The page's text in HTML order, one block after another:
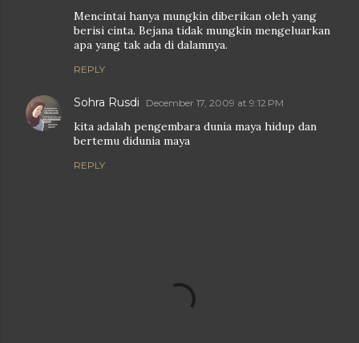
Mencintai hanya mungkin diberikan oleh yang
berisi cinta. Bejana tidak mungkin mengeluarkan
apa yang tak ada di dalamnya.
REPLY
Sohra Rusdi December 17, 2009 at 9:12 PM
kita adalah pengembara dunia maya hidup dan
bertemu didunia maya
REPLY